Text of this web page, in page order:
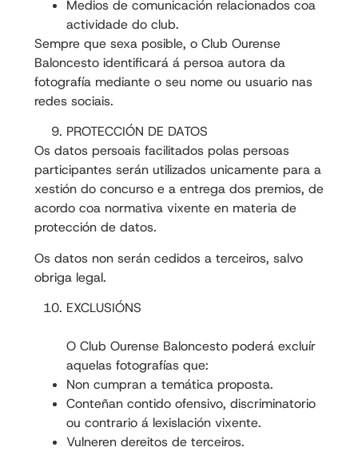
Medios de comunicación relacionados coa
actividade do club.
Sempre que sexa posible, o Club Ourense
Baloncesto identificará á persoa autora da
fotografía mediante o seu nome ou usuario nas
redes sociais.
PROTECCIÓN DE DATOS
Os datos persoais facilitados polas persoas
participantes serán utilizados unicamente para a
xestión do concurso e a entrega dos premios, de
acordo coa normativa vixente en materia de
protección de datos.
Os datos non serán cedidos a terceiros, salvo
obriga legal.
EXCLUSIÓNS
O Club Ourense Baloncesto poderá excluír
aquelas fotografías que:
Non cumpran a temática proposta.
Conteñan contido ofensivo, discriminatorio
ou contrario á lexislación vixente.
Vulneren dereitos de terceiros.